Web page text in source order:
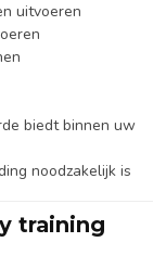
uitvoeren
biedt binnen uw
noodzakelijk is
training